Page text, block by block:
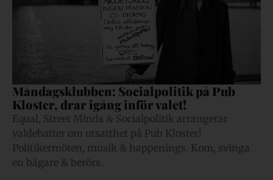
Måndagsklubben: Socialpolitik på Pub
Kloster, drar igång inför valet!
Equal, Street Minds & Socialpolitik arrangerar
valdebatter om utsatthet på Pub Kloster!
Politikermöten, musik & happenings. Kom, svinga
en bägare & berörs.